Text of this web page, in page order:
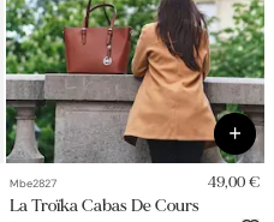
Mbe2827 49,00 €
La Troïka Cabas De Cours